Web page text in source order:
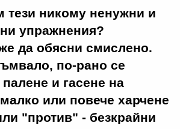
тези никому ненужни и
упражнения?
да обясни смислено.
по-рано се
и гасене на
или повече харчене
"против" - безкрайни